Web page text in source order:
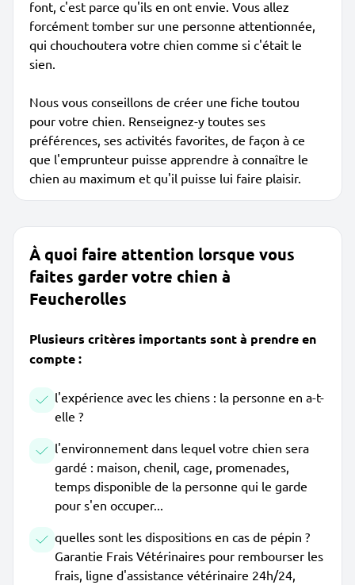
font, c'est parce qu'ils en ont envie. Vous allez
forcément tomber sur une personne attentionnée,
qui chouchoutera votre chien comme si c'était le
sien.
Nous vous conseillons de créer une fiche toutou
pour votre chien. Renseignez-y toutes ses
préférences, ses activités favorites, de façon à ce
que l'emprunteur puisse apprendre à connaître le
chien au maximum et qu'il puisse lui faire plaisir.
À quoi faire attention lorsque vous
faites garder votre chien à
Feucherolles
Plusieurs critères importants sont à prendre en
compte :
l'expérience avec les chiens : la personne en a-t-
elle ?
l'environnement dans lequel votre chien sera
gardé : maison, chenil, cage, promenades,
temps disponible de la personne qui le garde
pour s'en occuper...
quelles sont les dispositions en cas de pépin ?
Garantie Frais Vétérinaires pour rembourser les
frais, ligne d'assistance vétérinaire 24h/24,